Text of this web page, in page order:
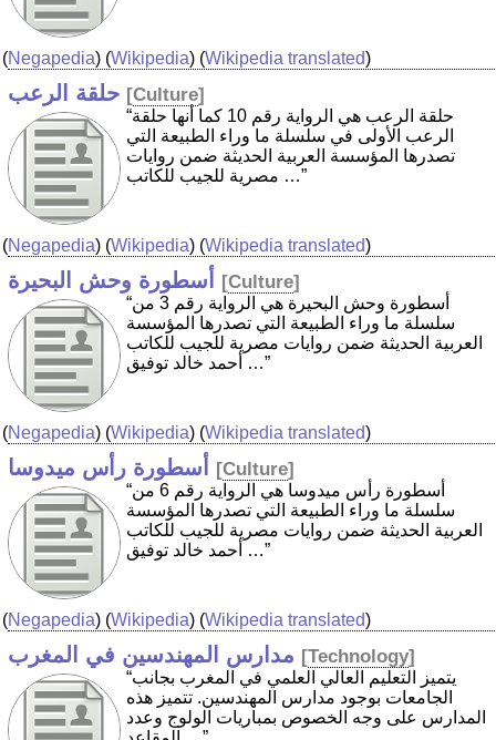
(Negapedia) (Wikipedia) (Wikipedia translated)
حلقة الرعب [Culture]
“حلقة الرعب هي الرواية رقم 10 كما أنها حلقة
الرعب الأولى في سلسلة ما وراء الطبيعة التي
تصدرها المؤسسة العربية الحديثة ضمن روايات
مصرية للجيب للكاتب …”
(Negapedia) (Wikipedia) (Wikipedia translated)
أسطورة وحش البحيرة [Culture]
“أسطورة وحش البحيرة هي الرواية رقم 3 من
سلسلة ما وراء الطبيعة التي تصدرها المؤسسة
العربية الحديثة ضمن روايات مصرية للجيب للكاتب
أحمد خالد توفيق …”
(Negapedia) (Wikipedia) (Wikipedia translated)
أسطورة رأس ميدوسا [Culture]
“أسطورة رأس ميدوسا هي الرواية رقم 6 من
سلسلة ما وراء الطبيعة التي تصدرها المؤسسة
العربية الحديثة ضمن روايات مصرية للجيب للكاتب
أحمد خالد توفيق …”
(Negapedia) (Wikipedia) (Wikipedia translated)
مدارس المهندسين في المغرب [Technology]
“يتميز التعليم العالي العلمي في المغرب بجانب
الجامعات بوجود مدارس المهندسين. تتميز هذه
المدارس على وجه الخصوص بمباريات الولوج وعدد